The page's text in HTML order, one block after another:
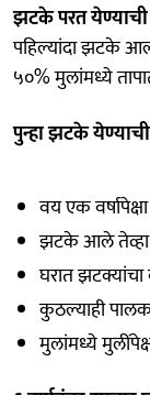
झटके परत
पहिल्यांदा झटके
५०% मुलांमध्ये
पुन्हा झटके येण्याची
वय एक
झटके आले
घरात
कुठल्याही
मुलांमध्ये